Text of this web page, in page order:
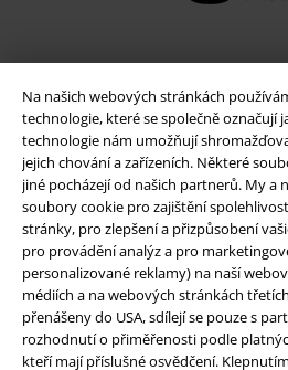
Na našich webových stránkách
technologie, které se společně označují
technologie nám umožňují
jejich chování a zařízeních. Některé
jiné pocházejí od našich partnerů. My a
soubory cookie pro zajištění
stránky, pro zlepšení a přizpůsobení
pro provádění analýz a pro
personalizované reklamy) na naší
médiích a na webových stránkách
přenášeny do USA, sdílejí se pouze s
rozhodnutí o přiměřenosti podle
kteří mají příslušné osvědčení.
Právní informace
Podmínky
Prohlášení